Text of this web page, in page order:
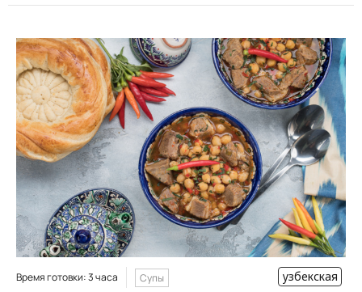
Время готовки: 3 часа Супы узбекская